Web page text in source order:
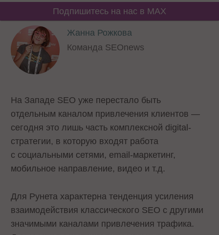
Подпишитесь на нас в MAX
Жанна Рожкова
Команда SEOnews
На Западе SEO уже перестало быть
отдельным каналом привлечения клиентов —
сегодня это лишь часть комплексной digital-
стратегии, в которую входят работа
с социальными сетями, email-маркетинг,
мобильное направление, видео и т.д.
Для Рунета характерна тенденция усиления
взаимодействия классического SEO с другими
значимыми каналами привлечения трафика.